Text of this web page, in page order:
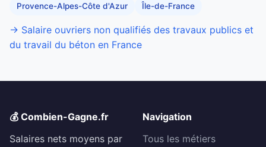
Provence-Alpes-Côte d'Azur Île-de-France
→ Salaire ouvriers non qualifiés des travaux publics et
du travail du béton en France
💰 Combien-Gagne.fr
Salaires nets moyens par
Navigation
Tous les métiers